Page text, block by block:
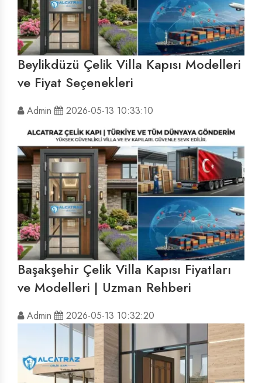
Beylikdüzü Çelik Villa Kapısı Modelleri
ve Fiyat Seçenekleri
Admin 2026-05-13 10:33:10
Başakşehir Çelik Villa Kapısı Fiyatları
ve Modelleri | Uzman Rehberi
Admin 2026-05-13 10:32:20